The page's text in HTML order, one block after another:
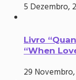
5 Dezembro,
Livro
“When
29